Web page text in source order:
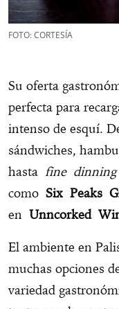
FOTO: CORTESÍA
Su oferta
perfecta para
intenso de esquí.
sándwiches,
hasta fine dinning
como Six Peaks
en Unncorked
El ambiente en
muchas opciones
variedad